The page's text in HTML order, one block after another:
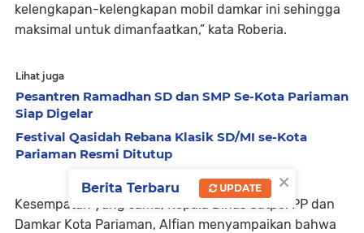
kelengkapan-kelengkapan mobil damkar ini sehingga
maksimal untuk dimanfaatkan,” kata Roberia.
Lihat juga
Pesantren Ramadhan SD dan SMP Se-Kota Pariaman
Siap Digelar
Festival Qasidah Rebana Klasik SD/MI se-Kota
Pariaman Resmi Ditutup
Kesempatan yang sama, Kepala Dinas Satpol PP dan
Damkar Kota Pariaman, Alfian menyampaikan bahwa
×
Berita Terbaru UPDATE